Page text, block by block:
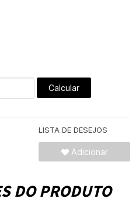
Calcular
LISTA DE DESEJOS
Adicionar
DO PRODUTO